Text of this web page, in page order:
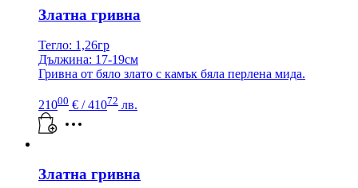
Златна гривна
Тегло: 1,26гр
Дължина: 17-19см
Гривна от бяло злато с камък бяла перлена мида.
21000 € / 41072 лв.
Златна гривна